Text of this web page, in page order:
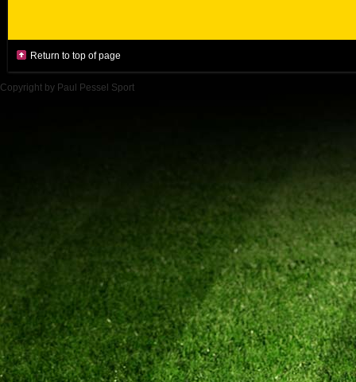
Return to top of page
Copyright by Paul Pessel Sport